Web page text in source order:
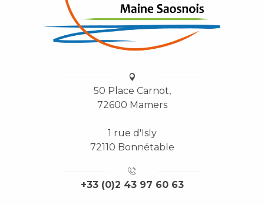
50 Place Carnot,
72600 Mamers
1 rue d'Isly
72110 Bonnétable
+33 (0)2 43 97 60 63